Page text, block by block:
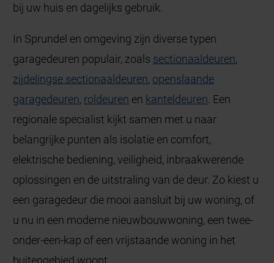
bij uw huis en dagelijks gebruik.
In Sprundel en omgeving zijn diverse typen
garagedeuren populair, zoals sectionaaldeuren,
zijdelingse sectionaaldeuren, openslaande
garagedeuren, roldeuren en kanteldeuren . Een
regionale specialist kijkt samen met u naar
belangrijke punten als isolatie en comfort,
elektrische bediening, veiligheid, inbraakwerende
oplossingen en de uitstraling van de deur. Zo kiest u
een garagedeur die mooi aansluit bij uw woning, of
u nu in een moderne nieuwbouwwoning, een twee-
onder-een-kap of een vrijstaande woning in het
buitengebied woont.